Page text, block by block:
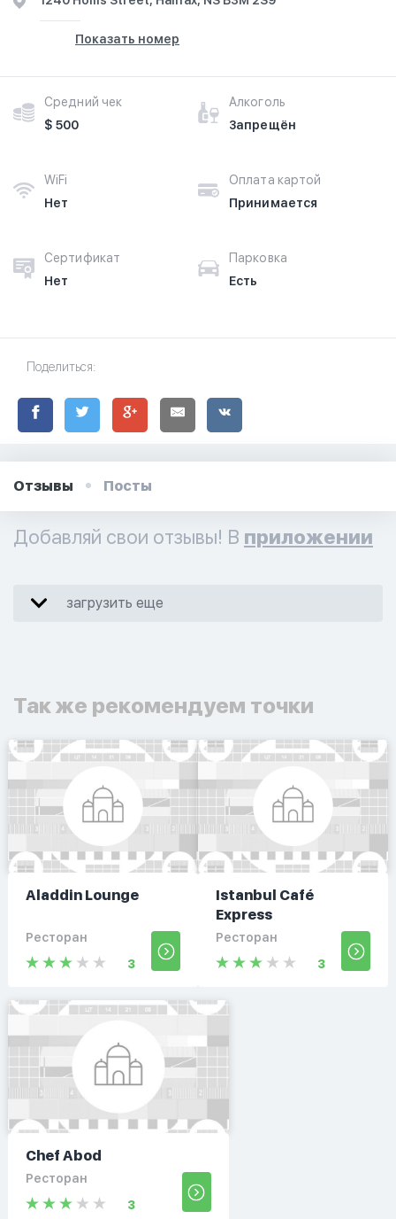
Показать номер
Средний чек
$ 500
Алкоголь
Запрещён
WiFi
Нет
Оплата картой
Принимается
Сертификат
Нет
Парковка
Есть
Поделиться:
Отзывы Посты
Добавляй свои отзывы! В приложении
загрузить еще
Так же рекомендуем точки
Aladdin Lounge
Ресторан
3
Istanbul Café
Express
Ресторан
3
Chef Abod
Ресторан
3